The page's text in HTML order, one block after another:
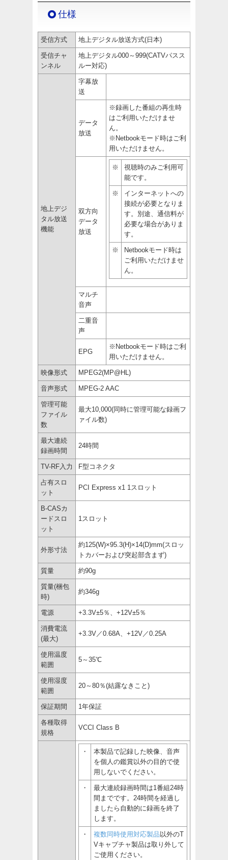
仕様
受信方式 地上デジタル放送方式(日本)
受信チャ
ンネル
地上デジタル000～999(CATVパスス
ルー対応)
地上デジ
タル放送
機能
字幕放
送
データ
放送
※録画した番組の再生時
はご利用いただけませ
ん。
※Netbookモード時はご利
用いただけません。
双方向
データ
放送
※
視聴時のみご利用可
能です。
※
インターネットへの
接続が必要となりま
す。別途、通信料が
必要な場合がありま
す。
※
Netbookモード時は
ご利用いただけませ
ん。
マルチ
音声
二重音
声
EPG
※Netbookモード時はご利
用いただけません。
映像形式 MPEG2(MP@HL)
音声形式 MPEG-2 AAC
管理可能
ファイル
数
最大10,000(同時に管理可能な録画フ
ァイル数)
最大連続
録画時間
24時間
TV-RF入力 F型コネクタ
占有スロ
ット
PCI Express x1 1スロット
B-CASカ
ードスロ
ット
1スロット
外形寸法
約125(W)×95.3(H)×14(D)mm(スロッ
トカバーおよび突起部含まず)
質量 約90g
質量(梱包
時)
約346g
電源 +3.3V±5％、+12V±5％
消費電流
(最大)
+3.3V／0.68A、+12V／0.25A
使用温度
範囲
5～35℃
使用湿度
範囲
20～80％(結露なきこと)
保証期間 1年保証
各種取得
規格
VCCI Class B
・
本製品で記録した映像、音声
を個人の鑑賞以外の目的で使
用しないでください。
・
最大連続録画時間は1番組24時
間までです。24時間を経過し
ましたら自動的に録画を終了
します。
・ 複数同時使用対応製品 以外のT
Vキャプチャ製品は取り外して
ご使用ください。